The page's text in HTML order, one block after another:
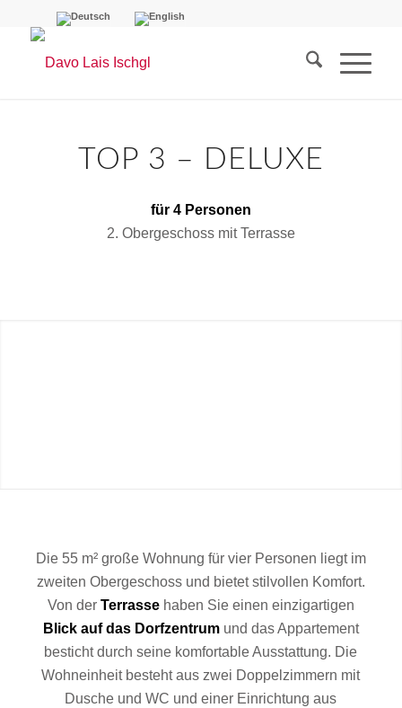
TOP 3 – DELUXE
für 4 Personen
2. Obergeschoss mit Terrasse
Die 55 m² große Wohnung für vier Personen liegt im
zweiten Obergeschoss und bietet stilvollen Komfort.
Von der Terrassehaben Sie einen einzigartigen
Blick auf das Dorfzentrumund das Appartement
besticht durch seine komfortable Ausstattung. Die
Wohneinheit besteht aus zwei Doppelzimmern mit
Dusche und WC und einer Einrichtung aus